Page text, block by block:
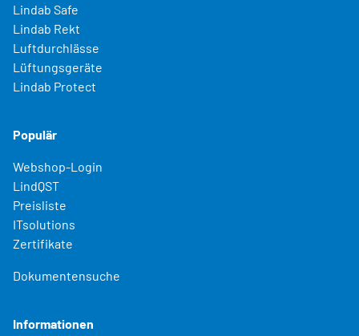
Lindab Safe
Lindab Rekt
Luftdurchlässe
Lüftungsgeräte
Lindab Protect
Populär
Webshop-Login
LindQST
Preisliste
ITsolutions
Zertifikate
Dokumentensuche
Informationen